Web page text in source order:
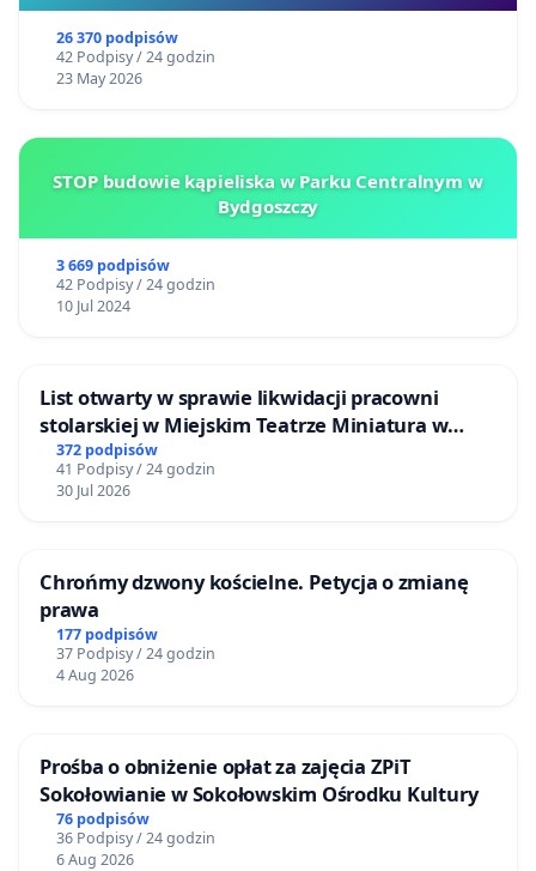
26 370 podpisów
42 Podpisy / 24 godzin
23 May 2026
STOP budowie kąpieliska w Parku Centralnym w
Bydgoszczy
3 669 podpisów
42 Podpisy / 24 godzin
10 Jul 2024
List otwarty w sprawie likwidacji pracowni
stolarskiej w Miejskim Teatrze Miniatura w
Gdańsku
372 podpisów
41 Podpisy / 24 godzin
30 Jul 2026
Chrońmy dzwony kościelne. Petycja o zmianę
prawa
177 podpisów
37 Podpisy / 24 godzin
4 Aug 2026
Prośba o obniżenie opłat za zajęcia ZPiT
Sokołowianie w Sokołowskim Ośrodku Kultury
76 podpisów
36 Podpisy / 24 godzin
6 Aug 2026